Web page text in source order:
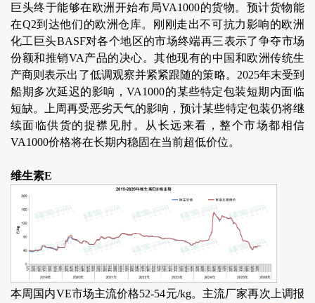
巨头终于能够在欧洲开始布局VA1000的货物。预计货物能
在Q2到达他们的欧洲仓库。刚刚走出不可抗力影响的欧洲
化工巨头BASF对各个地区的市场终端再三表示了争夺市场
份额和推销VA产品的决心。其他现有的中国和欧洲传统生
产商则表示出了低调观察并紧紧跟随的策略。2025年末受到
船期多次延迟的影响，VA1000的某些特定包装短期内面临
短缺。上周再受恶劣天气的影响，预计某些特定包装仍将继
续面临供货的捉襟见肘。从长远来看，整个市场都相信
VA1000价格将在长期内稳固在当前超低价位。
维生素E
本周国内VE市场主流价格52-54元/kg。主流厂家再次上调报